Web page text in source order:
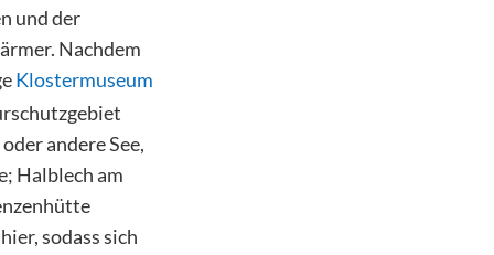
und der
Nachdem
Klostermuseum
andere See,
Halblech am
sodass sich